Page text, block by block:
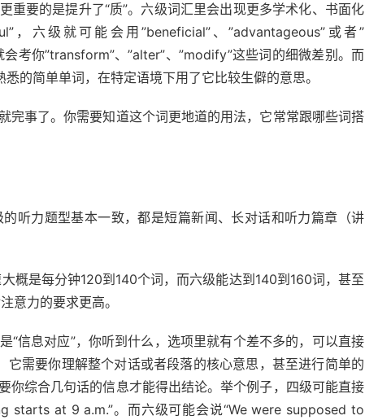
重要的是提升了“质”。六级词汇里会出现更多学术化、书面化
六级就可能会用”beneficial”、”advantageous”或者”
考你”transform”、”alter”、”modify”这些词的细微差别。而
的简单单词，在特定语境下用了它比较生僻的意思。
完事了。你需要知道这个词更地道的用法，它常常跟哪些词搭
听力题型基本一致，都是短篇新闻、长对话和听力篇章（讲
概是每分钟120到140个词，而六级能达到140到160词，甚至
意力的要求更高。
“信息对应”，你听到什么，选项里就有个差不多的，可以直接
需要你理解整个对话或者段落的核心意思，甚至进行简单的
你综合几句话的信息才能得出结论。举个例子，四级可能直接
starts at 9 a.m.”。而六级可能会说“We were supposed to